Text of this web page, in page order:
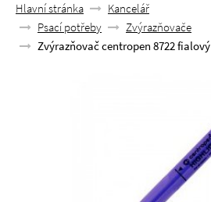
Hlavní stránka
Kancelář
Psací potřeby
Zvýrazňovače
Zvýrazňovač centropen 8722 fialový